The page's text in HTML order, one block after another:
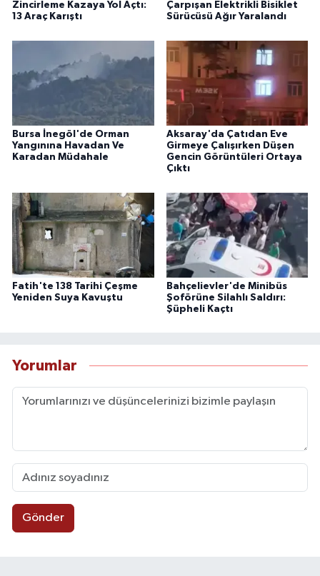
Zincirleme Kazaya Yol Açtı:
13 Araç Karıştı
Çarpışan Elektrikli Bisiklet
Sürücüsü Ağır Yaralandı
Bursa İnegöl'de Orman
Yangınına Havadan Ve
Karadan Müdahale
Aksaray'da Çatıdan Eve
Girmeye Çalışırken Düşen
Gencin Görüntüleri Ortaya
Çıktı
Fatih'te 138 Tarihi Çeşme
Yeniden Suya Kavuştu
Bahçelievler'de Minibüs
Şoförüne Silahlı Saldırı:
Şüpheli Kaçtı
Yorumlar
Gönder